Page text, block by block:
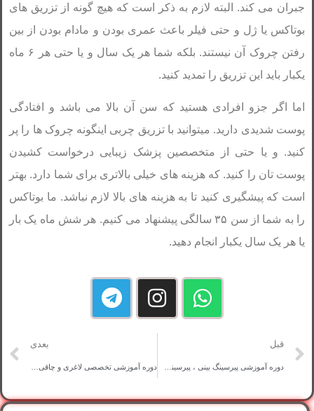
جبران می کند. البته لازم به ذکر است که هیچ گونه از تزریق های
بوتاکس یا ژل و حتی فیلر باعث عمری بودن و مادام بودن از بین
رفتن چروک آن نیستند. بلکه شما هر یک سال و یا حتی هر ۶ ماه
یکبار باید این تزریق را تمدید کنید.
اما اگر جزو افرادی هستید که سن آن بالا می باشد و افتادگی
پوست شدیدی دارید. میتوانید با تزریق چربی اینگونه چروک ها را پر
کنید. و یا حتی از متخصصین پزشک زیبایی درخواست کشیدن
پوست تان را کنید. که هزینه های خیلی بالاتری برای شما دارد. بهتر
است که پیشگیری کنید تا به هزینه های بالا لازم نباشد. ما بوتاکس
را به شما از سن ۳۵ سالگی پیشنهاد می کنیم. هر شش ماه یک بار
یا هر یک سال یکبار انجام دهید.
قبل بعدی